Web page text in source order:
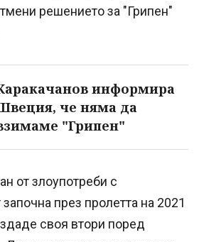
решението за "Грипен"
информира
че няма да
"Грипен"
от злоупотреби с
през пролетта на 2021
своя втори поред